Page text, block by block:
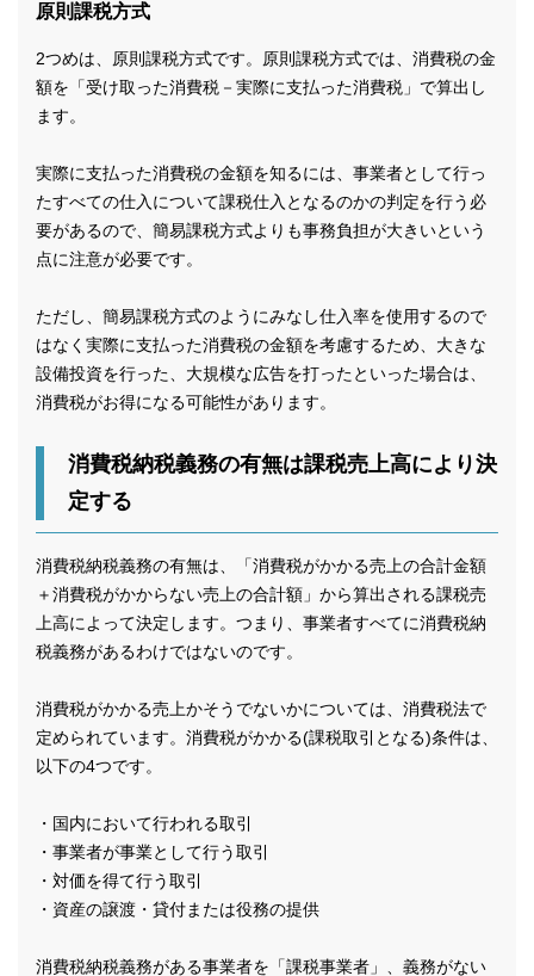
原則課税方式
2つめは、原則課税方式です。原則課税方式では、消費税の金
額を「受け取った消費税－実際に支払った消費税」で算出し
ます。
実際に支払った消費税の金額を知るには、事業者として行っ
たすべての仕入について課税仕入となるのかの判定を行う必
要があるので、簡易課税方式よりも事務負担が大きいという
点に注意が必要です。
ただし、簡易課税方式のようにみなし仕入率を使用するので
はなく実際に支払った消費税の金額を考慮するため、大きな
設備投資を行った、大規模な広告を打ったといった場合は、
消費税がお得になる可能性があります。
消費税納税義務の有無は課税売上高により決
定する
消費税納税義務の有無は、「消費税がかかる売上の合計金額
＋消費税がかからない売上の合計額」から算出される課税売
上高によって決定します。つまり、事業者すべてに消費税納
税義務があるわけではないのです。
消費税がかかる売上かそうでないかについては、消費税法で
定められています。消費税がかかる(課税取引となる)条件は、
以下の4つです。
・国内において行われる取引
・事業者が事業として行う取引
・対価を得て行う取引
・資産の譲渡・貸付または役務の提供
消費税納税義務がある事業者を「課税事業者」、義務がない